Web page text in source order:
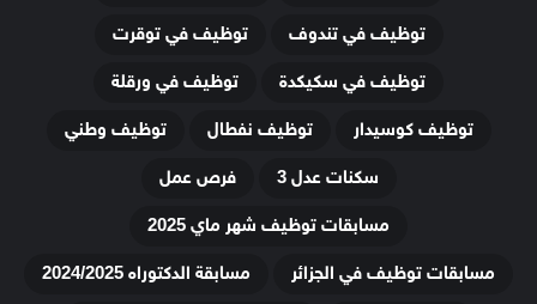
توظيف في تندوف
توظيف في توقرت
توظيف في سكيكدة
توظيف في ورقلة
توظيف كوسيدار
توظيف نفطال
توظيف وطني
سكنات عدل 3
فرص عمل
مسابقات توظيف شهر ماي 2025
مسابقات توظيف في الجزائر
مسابقة الدكتوراه 2024/2025